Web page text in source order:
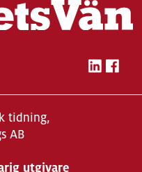
tidning,
AB
utgivare